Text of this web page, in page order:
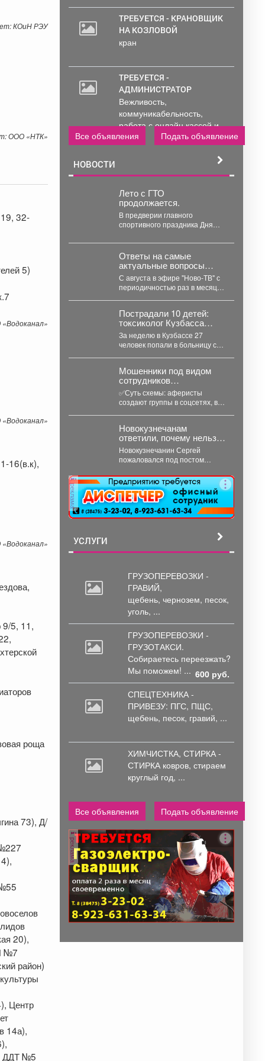
КОиН РЭУ
ООО «НТК»
32-
5)
16(в.к),
9/5, 11,
роща
73), Д/
20),
№7
район)
Центр
14а),
ДДТ №5
ТРЕБУЕТСЯ - КРАНОВЩИК
НА КОЗЛОВОЙ
кран
ТРЕБУЕТСЯ -
АДМИНИСТРАТОР
Вежливость,
коммуникабельность,
работа с онлайн кассой и
ПК (программы...
Все объявления Подать объявление
НОВОСТИ
Лето с ГТО
продолжается.
В предверии главного
спортивного праздника Дня
тестирования ВФСК ГТО МАУ
ДО "Спортивной...
Ответы на самые
актуальные вопросы
новокузнечан и жителей
юга области.
С августа в эфире "Ново-ТВ" с
периодичностью раз в месяц
Пострадали 10 детей:
токсиколог Кузбасса
назвал главные яды
недели
За неделю в Кузбассе 27
человек попали в больницу с
‍Мошенники под видом
сотрудников
маркетплейсов
обманывают россиян, у
которых скоро день
рождения.
✅Суть схемы: аферисты
создают группы в соцсетях, в
их дня...
Новокузнечанам
ответили, почему нельзя
заняться спортом на
площадке лицея
Новокузнечанин Сергей
пожаловался под постом
комплексе «Новый город» нет
оборудованных...
реклама
УСЛУГИ
ГРУЗОПЕРЕВОЗКИ -
ГРАВИЙ,
щебень, чернозем, песок,
уголь, ...
ГРУЗОПЕРЕВОЗКИ -
ГРУЗОТАКСИ.
Собираетесь переезжать?
Мы поможем! ... 600 руб.
СПЕЦТЕХНИКА -
ПРИВЕЗУ: ПГС, ПЩС,
щебень, песок, гравий, ...
ХИМЧИСТКА, СТИРКА -
СТИРКА ковров, стираем
круглый год, ...
Все объявления Подать объявление
реклама